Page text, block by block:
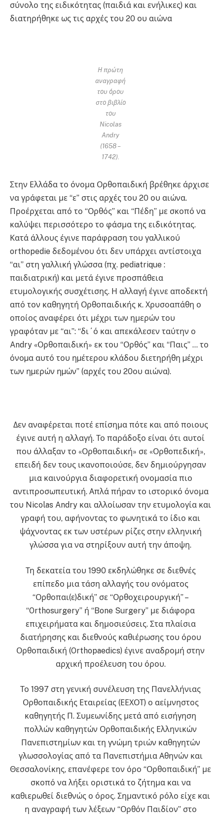
σύνολο της ειδικότητας (παιδιά και ενήλικες) και
διατηρήθηκε ως τις αρχές του 20 ου αιώνα
Η πρώτη
αναγραφή
του όρου
στο βιβλίο
του
Nicolas
Andry
(1658 –
1742).
Στην Ελλάδα το όνομα Ορθοπαιδική βρέθηκε άρχισε
να γράφεται με “ε” στις αρχές του 20 ου αιώνα.
Προέρχεται από το “Ορθός” και “Πέδη” με σκοπό να
καλύψει περισσότερο το φάσμα της ειδικότητας.
Κατά άλλους έγινε παράφραση του γαλλικού
orthopedie δεδομένου ότι δεν υπάρχει αντίστοιχα
“αι” στη γαλλική γλώσσα (πχ. pediatrique :
παιδιατρική) και μετά έγινε προσπάθεια
ετυμολογικής συσχέτισης. Η αλλαγή έγινε αποδεκτή
από τον καθηγητή Ορθοπαιδικής κ. Χρυσοαπάθη ο
οποίος αναφέρει ότι μέχρι των ημερών του
γραφόταν με “αι”: “δι΄ό και απεκάλεσεν ταύτην ο
Andry «Ορθοπαιδική» εκ του “Ορθός” και “Παις” … το
όνοµα αυτό του ηµέτερου κλάδου διετηρήθη µέχρι
των ηµερών ηµών” (αρχές του 20ου αιώνα).
Δεν αναφέρεται ποτέ επίσημα πότε και από ποιους
έγινε αυτή η αλλαγή. Το παράδοξο είναι ότι αυτοί
που άλλαξαν το «Ορθοπαιδική» σε «Ορθοπεδική»,
επειδή δεν τους ικανοποιούσε, δεν δημιούργησαν
μια καινούργια διαφορετική ονομασία πιο
αντιπροσωπευτική. Απλά πήραν το ιστορικό όνομα
του Nicolas Andry και αλλοίωσαν την ετυμολογία και
γραφή του, αφήνοντας το φωνητικά το ίδιο και
ψάχνοντας εκ των υστέρων ρίζες στην ελληνική
γλώσσα για να στηρίξουν αυτή την άποψη.
Τη δεκατεία του 1990 εκδηλώθηκε σε διεθνές
επίπεδο μια τάση αλλαγής του ονόματος
“Ορθοπαι(ε)δική” σε “Ορθοχειρουργική” –
“Orthosurgery” ή “Bone Surgery” με διάφορα
επιχειρήματα και δημοσιεύσεις. Στα πλαίσια
διατήρησης και διεθνούς καθιέρωσης του όρου
Ορθοπαιδική (Orthopaedics) έγινε αναδρομή στην
αρχική προέλευση του όρου.
Το 1997 στη γενική συνέλευση της Πανελλήνιας
Ορθοπαιδικής Εταιρείας (ΕΕΧΟΤ) ο αείμνηστος
καθηγητής Π. Συμεωνίδης μετά από εισήγηση
πολλών καθηγητών Ορθοπαιδικής Ελληνικών
Πανεπιστημίων και τη γνώμη τριών καθηγητών
γλωσσολογίας από τα Πανεπιστήμια Αθηνών και
Θεσσαλονίκης, επανέφερε τον όρο “Ορθοπαιδική” με
σκοπό να λήξει οριστικά το ζήτημα και να
καθιερωθεί διεθνώς ο όρος. Σημαντικό ρόλο είχε και
η αναγραφή των λέξεων “Ορθόν Παιδίον” στο